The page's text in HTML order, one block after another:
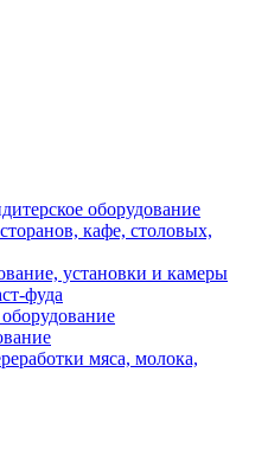
оборудование
кафе, столовых,
установки и камеры
фуда
мяса, молока,